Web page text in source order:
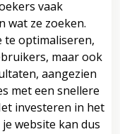
vaak
wat ze zoeken.
te optimaliseren,
maar ook
aangezien
met een snellere
investeren in het
website kan dus